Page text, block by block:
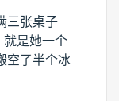
三张桌子
是她一个
空了半个冰